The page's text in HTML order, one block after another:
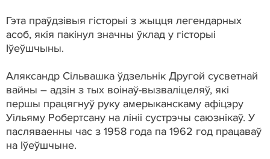
Гэта праўдзівыя гісторыі з жыцця легендарных
асоб, якія пакінул значны ўклад у гісторыі
Іўеўшчыны.
Аляксандр Сільвашка ўдзельнік Другой сусветнай
вайны – адзін з тых воінаў-вызваліцеляў, які
першы працягнуў руку амерыканскаму афіцэру
Уільяму Робертсану на лініі сустрэчы саюзнікаў. У
пасляваенны час з 1958 года па 1962 год працаваў
на Іўеўшчыне.